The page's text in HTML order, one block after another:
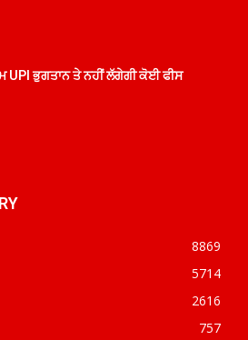
UPI ਭੁਗਤਾਨ ਤੇ ਨਹੀਂ ਲੱਗੇਗੀ ਕੋਈ ਫੀਸ
8869
5714
2616
757